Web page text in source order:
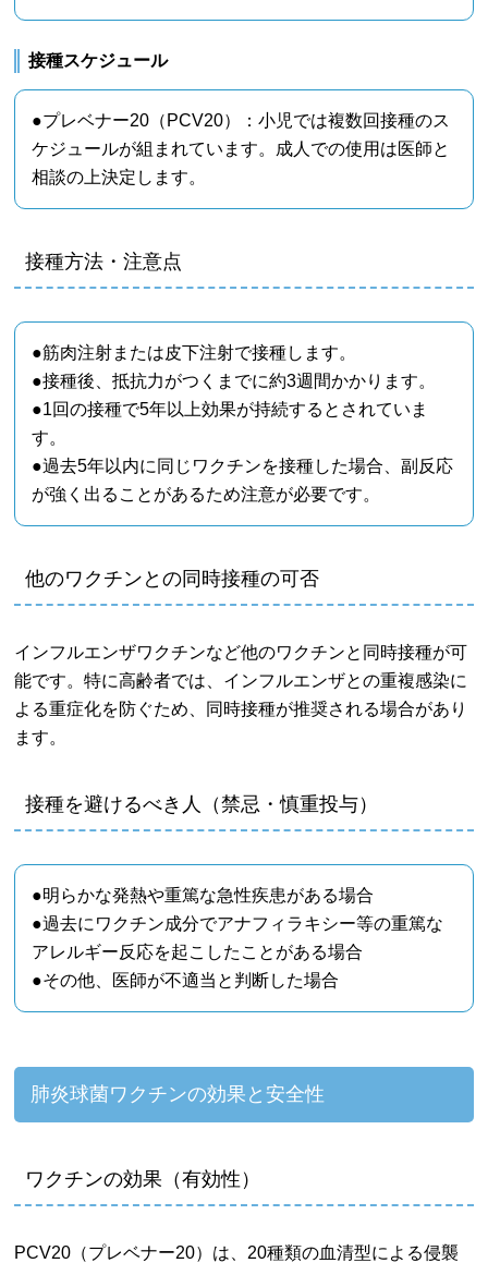
接種スケジュール
●プレベナー20（PCV20）：小児では複数回接種のス
ケジュールが組まれています。成人での使用は医師と
相談の上決定します。
接種方法・注意点
●筋肉注射または皮下注射で接種します。
●接種後、抵抗力がつくまでに約3週間かかります。
●1回の接種で5年以上効果が持続するとされていま
す。
●過去5年以内に同じワクチンを接種した場合、副反応
が強く出ることがあるため注意が必要です。
他のワクチンとの同時接種の可否
インフルエンザワクチンなど他のワクチンと同時接種が可
能です。特に高齢者では、インフルエンザとの重複感染に
よる重症化を防ぐため、同時接種が推奨される場合があり
ます。
接種を避けるべき人（禁忌・慎重投与）
●明らかな発熱や重篤な急性疾患がある場合
●過去にワクチン成分でアナフィラキシー等の重篤な
アレルギー反応を起こしたことがある場合
●その他、医師が不適当と判断した場合
肺炎球菌ワクチンの効果と安全性
ワクチンの効果（有効性）
PCV20（プレベナー20）は、20種類の血清型による侵襲